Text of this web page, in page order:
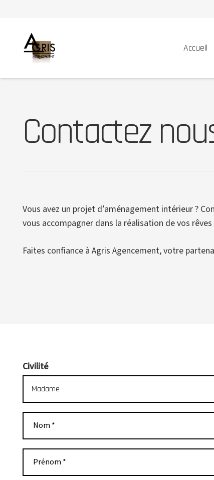
Accueil
Contactez
Vous avez un projet d’aménagement intérieur ?
vous accompagner dans la réalisation de vos
Faites confiance à Agris Agencement, votre
Civilité
Nom *
Prénom *